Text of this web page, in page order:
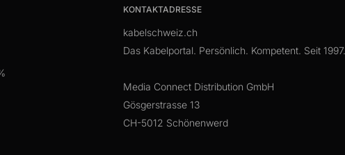
KONTAKTADRESSE
kabelschweiz.ch
Das Kabelportal. Persönlich. Kompetent. Seit 1997.
Media Connect Distribution GmbH
Gösgerstrasse 13
CH-5012 Schönenwerd